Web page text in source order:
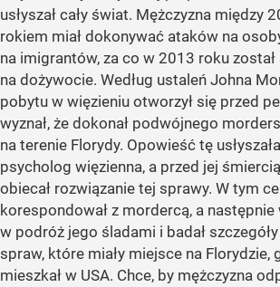
usłyszał cały świat. Mężczyzna między
rokiem miał dokonywać ataków na
na imigrantów, za co w 2013 roku został
na dożywocie. Według ustaleń Johna
pobytu w więzieniu otworzył się przed
wyznał, że dokonał podwójnego
na terenie Florydy. Opowieść tę
psycholog więzienna, a przed jej
obiecał rozwiązanie tej sprawy. W tym
korespondował z mordercą, a następnie
w podróż jego śladami i badał
spraw, które miały miejsce na Florydzie,
mieszkał w USA. Chce, by mężczyzna